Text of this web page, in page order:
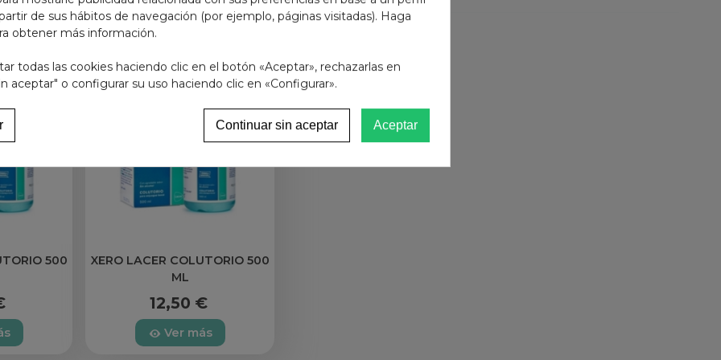
2-3 veces al día con 10 ml del colutorio sin diluir, dejando que el
para desarrollar un acción hidratante y refrescante.
tipo de líquido o alimento hasta pasados unos 15 minutos.
500
XERO LACER COLUTORIO 500
ML
12,50 €
Ver más
de sus hábitos de navegación (por ejemplo, páginas visitadas). Haga
obtener más información.
todas las cookies haciendo clic en el botón «Aceptar», rechazarlas en
aceptar" o configurar su uso haciendo clic en «Configurar».
Aceptar
Continuar sin aceptar